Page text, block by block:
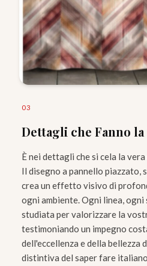
03
Dettagli che Fanno
È nei dettagli che si cela la
Il disegno a pannello piazzato,
crea un effetto visivo di
ogni ambiente. Ogni linea,
studiata per valorizzare la
testimoniando un impegno
dell'eccellenza e della bellezza
distintiva del saper fare